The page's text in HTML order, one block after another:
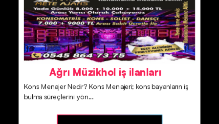
Ağrı Müzikhol iş ilanları
Kons Menajer Nedir? Kons Menajeri; kons bayanların iş
bulma süreçlerini yön...